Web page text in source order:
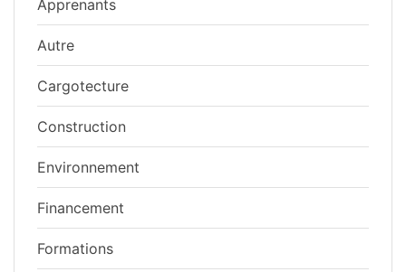
Apprenants
Autre
Cargotecture
Construction
Environnement
Financement
Formations